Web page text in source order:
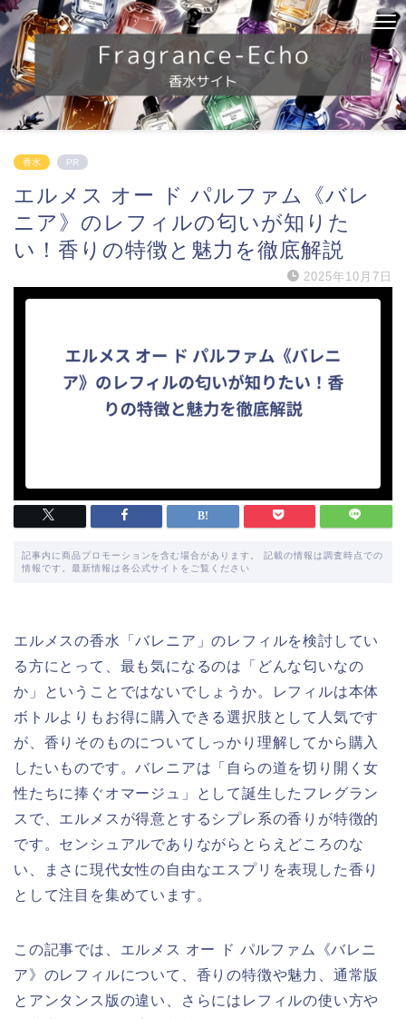
香水 PR
エルメス オー ド パルファム《バレ
ニア》のレフィルの匂いが知りた
い！香りの特徴と魅力を徹底解説
2025年10月7日
記事内に商品プロモーションを含む場合があります。 記載の情報は調査時点での
情報です。最新情報は各公式サイトをご覧ください
エルメスの香水「バレニア」のレフィルを検討してい
る方にとって、最も気になるのは「どんな匂いなの
か」ということではないでしょうか。レフィルは本体
ボトルよりもお得に購入できる選択肢として人気です
が、香りそのものについてしっかり理解してから購入
したいものです。バレニアは「自らの道を切り開く女
性たちに捧ぐオマージュ」として誕生したフレグラン
スで、エルメスが得意とするシプレ系の香りが特徴的
です。センシュアルでありながらとらえどころのな
い、まさに現代女性の自由なエスプリを表現した香り
として注目を集めています。
この記事では、エルメス オー ド パルファム《バレニ
ア》のレフィルについて、香りの特徴や魅力、通常版
とアンタンス版の違い、さらにはレフィルの使い方や